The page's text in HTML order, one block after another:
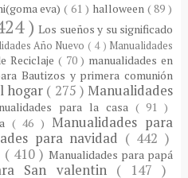
eva)( 61 ) halloween ( 89 )
)Los sueños y su significado
Año Nuevo ( 4 ) Manualidades
Reciclaje ( 70 ) manualidades en
Bautizos y primera comunión
hogar ( 275 )Manualidades
para la casa ( 91 )
( 46 )Manualidades para
para navidad ( 442 )
( 410 ) Manualidades para papá
San valentin ( 147 )